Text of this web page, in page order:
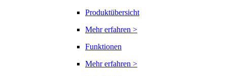
Produktübersicht
Mehr erfahren >
Funktionen
Mehr erfahren >